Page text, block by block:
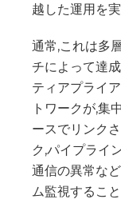
越した運用を
通常,これは多
チによって達
ティアプライ
トワークが,集
ースでリンク
ク,パイプライ
通信の異常な
ム監視するこ